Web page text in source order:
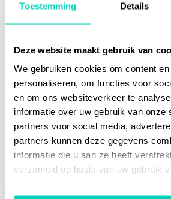
Toestemming Details
Deze website maakt gebruik van
We gebruiken cookies om content
personaliseren, om functies voor
en om ons websiteverkeer te
informatie over uw gebruik van onze
partners voor social media,
partners kunnen deze gegevens
informatie die u aan ze heeft
verzameld op basis van uw gebruik
Kortere inwerktijd
metCegeka Dynamics
Meer dan 1
gebruiken